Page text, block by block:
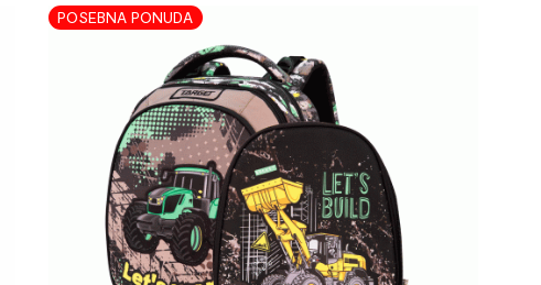
POSEBNA PONUDA